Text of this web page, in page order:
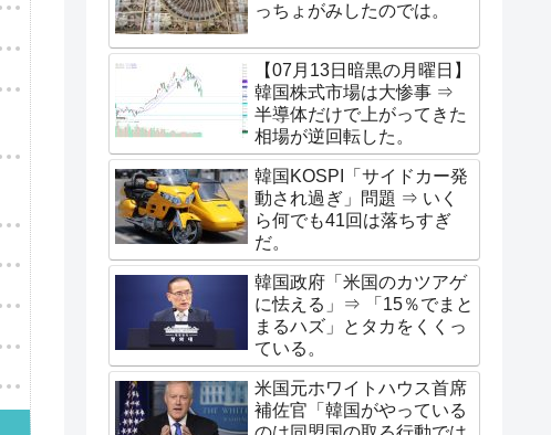
っちょがみしたのでは。
【07月13日暗黒の月曜日】
韓国株式市場は大惨事 ⇒
半導体だけで上がってきた
相場が逆回転した。
韓国KOSPI「サイドカー発
動され過ぎ」問題 ⇒ いく
ら何でも41回は落ちすぎ
だ。
韓国政府「米国のカツアゲ
に怯える」⇒ 「15％でまと
まるハズ」とタカをくくっ
ている。
米国元ホワイトハウス首席
補佐官「韓国がやっている